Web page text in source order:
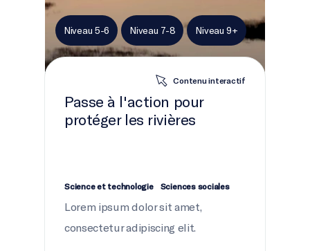
Niveau 5-6 Niveau 7-8 Niveau 9+
Contenu interactif
Passe à l'action pour
protéger les rivières
Science et technologie Sciences sociales
Lorem ipsum dolor sit amet,
consectetur adipiscing elit.